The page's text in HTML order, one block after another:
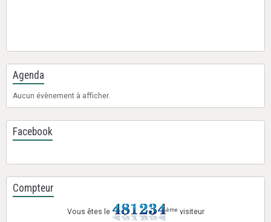
Agenda
Aucun évènement à afficher.
Facebook
Compteur
Vous êtes le ème visiteur